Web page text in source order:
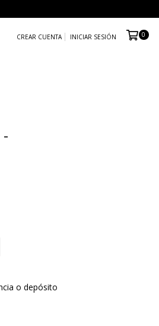
CREAR CUENTA INICIAR SESIÓN 0
o depósito